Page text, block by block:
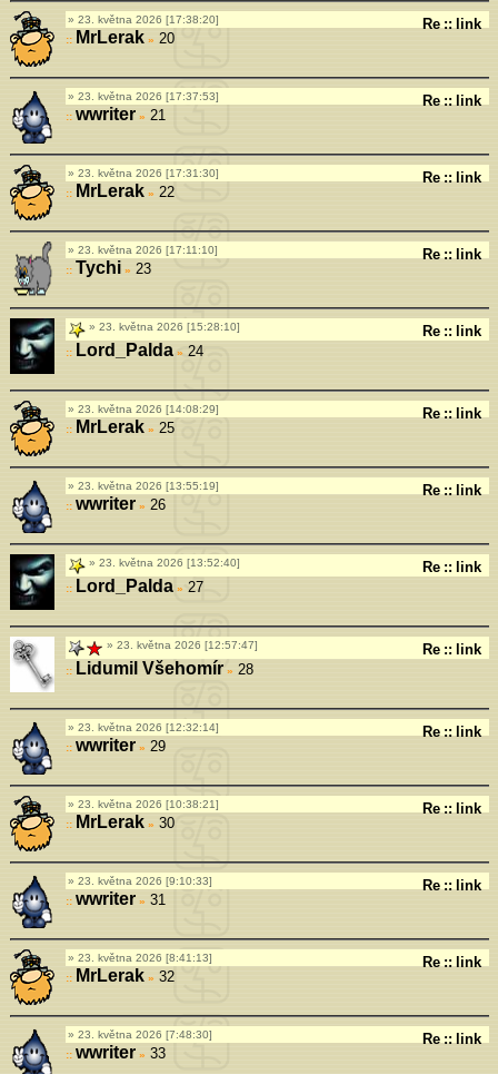
23. května 2026 [17:38:20] Re :: link
MrLerak» 20
23. května 2026 [17:37:53] Re :: link
wwriter» 21
23. května 2026 [17:31:30] Re :: link
MrLerak» 22
23. května 2026 [17:11:10] Re :: link
Tychi » 23
23. května 2026 [15:28:10] Re :: link
Lord_Palda»24
23. května 2026 [14:08:29] Re :: link
MrLerak» 25
23. května 2026 [13:55:19] Re :: link
wwriter» 26
23. května 2026 [13:52:40] Re :: link
Lord_Palda» 27
23. května 2026 [12:57:47] Re :: link
Lidumil Všehomír» 28
23. května 2026 [12:32:14] Re :: link
wwriter» 29
23. května 2026 [10:38:21] Re :: link
MrLerak» 30
23. května 2026 [9:10:33] Re :: link
wwriter» 31
23. května 2026 [8:41:13] Re :: link
MrLerak » 32
23. května 2026 [7:48:30] Re :: link
wwriter» 33